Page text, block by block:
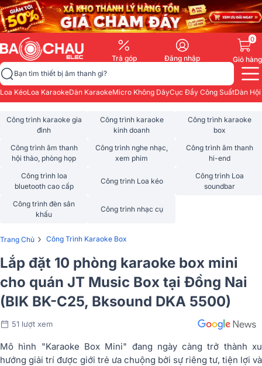
Trả góp Đăng nhập
0
Giỏ hàng
Bạn tìm thiết bị âm thanh gì?
Loa KéoLoa KaraokeDàn KaraokeMicro Không DâyCục Đẩy Công SuấtDàn
Công trình karaoke gia
đình
Công trình karaoke
kinh doanh
Công trình karaoke
box
Công trình âm thanh
hội thảo, phòng họp
Công trình nghe nhạc,
xem phim
Công trình âm thanh
hi-end
Công trình loa
bluetooth cao cấp
Công trình Loa kéo
Công trình Loa
soundbar
Công trình đèn sân
khấu
Công trình nhạc cụ
Trang Chủ › Công Trình Karaoke Box
Lắp đặt 10 phòng karaoke box mini
cho quán JT Music Box tại Đồng Nai
(BIK BK-C25, Bksound DKA 5500)
51 lượt xem
Mô hình "Karaoke Box Mini" đang ngày càng trở thành xu
hướng giải trí được giới trẻ ưa chuộng bởi sự riêng tư, tiện lợi và